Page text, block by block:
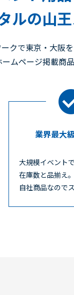
ルの山
クで東京・大阪
ムページ掲載商
業界最大
大規模イベント
在庫数と品揃え。
自社商品なので